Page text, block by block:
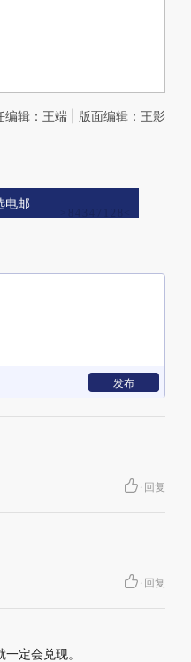
编辑：王端 | 版面编辑：王影
电邮
发布
· 回复
· 回复
定会兑现。